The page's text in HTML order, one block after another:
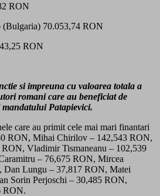
RON
(Bulgaria) 70.053,74 RON
RON
si impreuna cu valoarea totala a
romani care au beneficiat de
Patapievici.
care au primit cele mai mari finantari
RON, Mihai Chirilov – 142,543 RON,
Vladimir Tismaneanu – 102,539
– 76,675 RON, Mircea
Dan Lungu – 37,817 RON, Matei
Sorin Perjoschi – 30,485 RON,
RON.